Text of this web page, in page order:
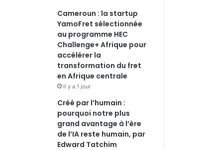
Cameroun : la startup
YamoFret sélectionnée
au programme HEC
Challenge+ Afrique pour
accélérer la
transformation du fret
en Afrique centrale
il y a 1 jour
Créé par l’humain :
pourquoi notre plus
grand avantage à l’ère
de l’IA reste humain, par
Edward Tatchim